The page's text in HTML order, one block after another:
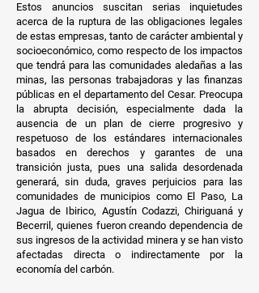
Estos anuncios suscitan serias inquietudes
acerca de la ruptura de las obligaciones legales
de estas empresas, tanto de carácter ambiental y
socioeconómico, como respecto de los impactos
que tendrá para las comunidades aledañas a las
minas, las personas trabajadoras y las finanzas
públicas en el departamento del Cesar. Preocupa
la abrupta decisión, especialmente dada la
ausencia de un plan de cierre progresivo y
respetuoso de los estándares internacionales
basados en derechos y garantes de una
transición justa, pues una salida desordenada
generará, sin duda, graves perjuicios para las
comunidades de municipios como El Paso, La
Jagua de Ibirico, Agustín Codazzi, Chiriguaná y
Becerril, quienes fueron creando dependencia de
sus ingresos de la actividad minera y se han visto
afectadas directa o indirectamente por la
economía del carbón.